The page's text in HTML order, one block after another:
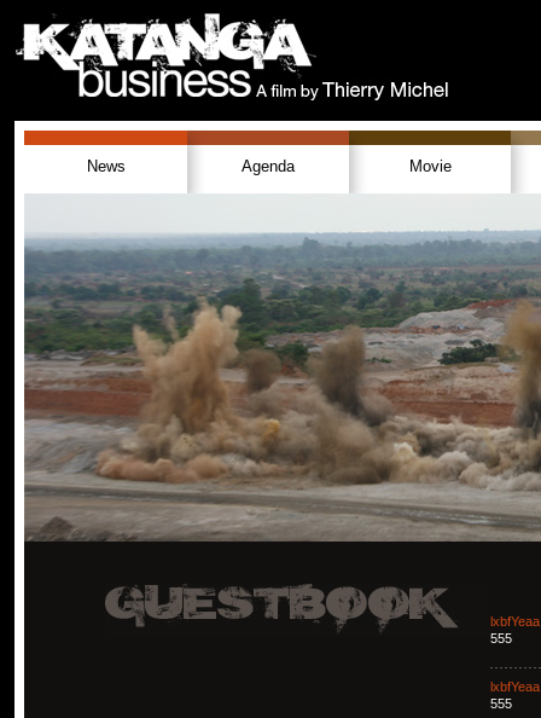
News Agenda Movie
lxbfYeaa
555
lxbfYeaa
555